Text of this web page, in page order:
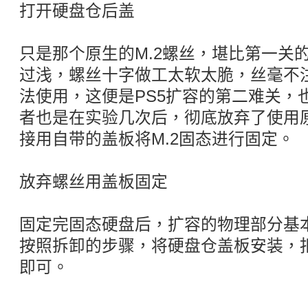
打开硬盘仓后盖
只是那个原生的M.2螺丝，堪比第一关
过浅，螺丝十字做工太软太脆，丝毫不
法使用，这便是PS5扩容的第二难关，
者也是在实验几次后，彻底放弃了使用
接用自带的盖板将M.2固态进行固定。
放弃螺丝用盖板固定
固定完固态硬盘后，扩容的物理部分
按照拆卸的步骤，将硬盘仓盖板安装，
即可。